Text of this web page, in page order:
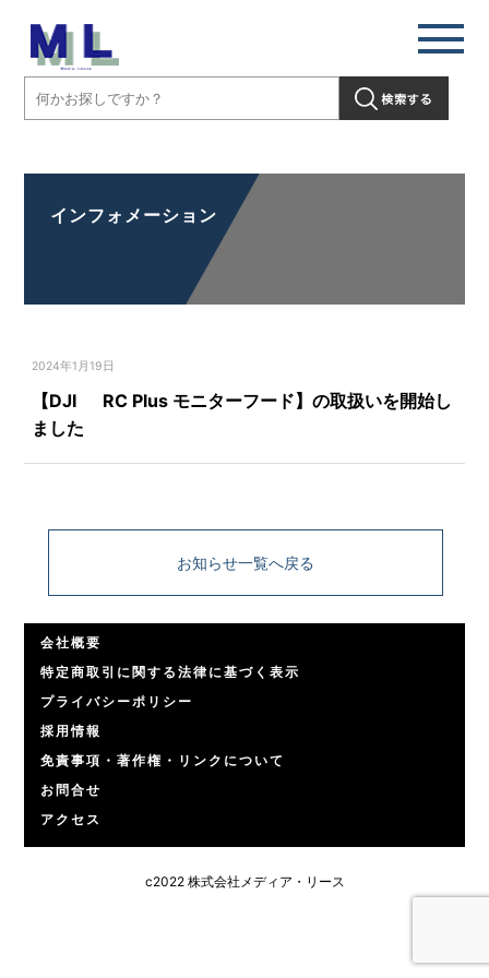
インフォメーション
2024年1月19日
【DJI RC Plus モニターフード】の取扱いを開始し
ました
お知らせ一覧へ戻る
会社概要
特定商取引に関する法律に基づく表示
プライバシーポリシー
採用情報
免責事項・著作権・リンクについて
お問合せ
アクセス
c2022 株式会社メディア・リース